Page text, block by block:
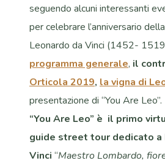
seguendo alcuni interessanti
per celebrare l’anniversario
Leonardo da Vinci (1452-
programma generale, il
Orticola 2019, la vigna di
presentazione di “You Are Leo”.
“You Are Leo” è il primo
guide street tour dedicato a
Vinci “Maestro Lombardo,